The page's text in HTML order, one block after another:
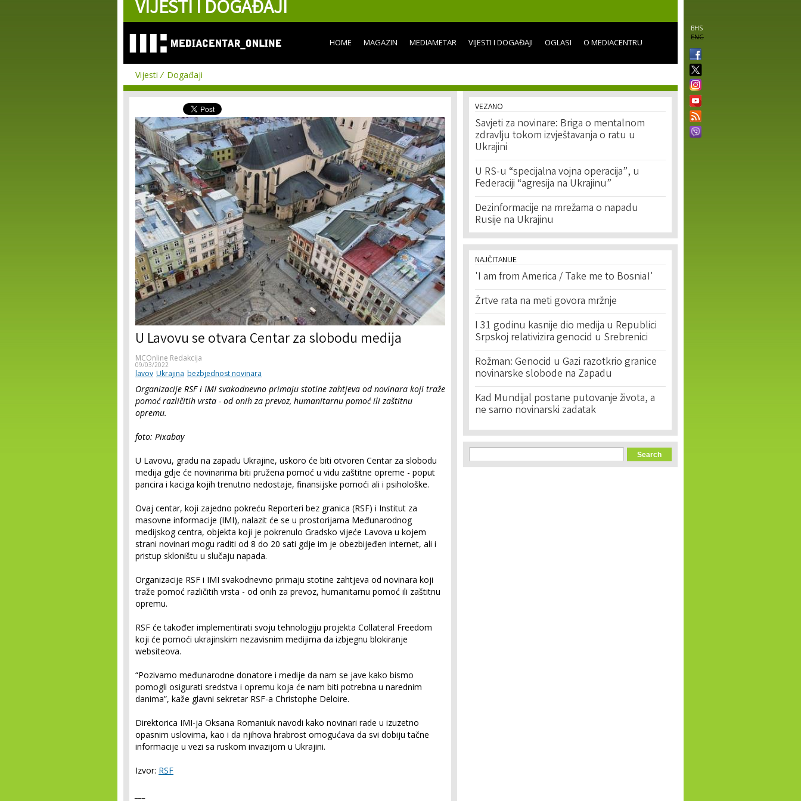
content
VIJESTI I DOGAĐAJI
BHS
ENG
HOME MAGAZIN MEDIAMETAR VIJESTI I DOGAĐAJI OGLASI O MEDIACENTRU
Vijesti Događaji
U Lavovu se otvara Centar za slobodu medija
MCOnline Redakcija
09/03/2022
lavov Ukrajina bezbjednost novinara
Organizacije RSF i IMI svakodnevno primaju stotine zahtjeva od novinara koji traže
pomoć različitih vrsta - od onih za prevoz, humanitarnu pomoć ili zaštitnu
opremu.
foto: Pixabay
U Lavovu, gradu na zapadu Ukrajine, uskoro će biti otvoren Centar za slobodu
medija gdje će novinarima biti pružena pomoć u vidu zaštitne opreme - poput
pancira i kaciga kojih trenutno nedostaje, finansijske pomoći ali i psihološke.
Ovaj centar, koji zajedno pokreću Reporteri bez granica (RSF) i Institut za
masovne informacije (IMI), nalazit će se u prostorijama Međunarodnog
medijskog centra, objekta koji je pokrenulo Gradsko vijeće Lavova u kojem
strani novinari mogu raditi od 8 do 20 sati gdje im je obezbijeđen internet, ali i
pristup skloništu u slučaju napada.
Organizacije RSF i IMI svakodnevno primaju stotine zahtjeva od novinara koji
traže pomoć različitih vrsta - od onih za prevoz, humanitarnu pomoć ili zaštitnu
opremu.
RSF će također implementirati svoju tehnologiju projekta Collateral Freedom
koji će pomoći ukrajinskim nezavisnim medijima da izbjegnu blokiranje
websiteova.
“Pozivamo međunarodne donatore i medije da nam se jave kako bismo
pomogli osigurati sredstva i opremu koja će nam biti potrebna u narednim
danima”, kaže glavni sekretar RSF-a Christophe Deloire.
Direktorica IMI-ja Oksana Romaniuk navodi kako novinari rade u izuzetno
opasnim uslovima, kao i da njihova hrabrost omogućava da svi dobiju tačne
informacije u vezi sa ruskom invazijom u Ukrajini.
Izvor: RSF
VEZANO
Savjeti za novinare: Briga o mentalnom
zdravlju tokom izvještavanja o ratu u
Ukrajini
U RS-u “specijalna vojna operacija”, u
Federaciji “agresija na Ukrajinu”
Dezinformacije na mrežama o napadu
Rusije na Ukrajinu
NAJČITANIJE
'I am from America / Take me to Bosnia!'
Žrtve rata na meti govora mržnje
I 31 godinu kasnije dio medija u Republici
Srpskoj relativizira genocid u Srebrenici
Rožman: Genocid u Gazi razotkrio granice
novinarske slobode na Zapadu
Kad Mundijal postane putovanje života, a
ne samo novinarski zadatak
Search form
Search